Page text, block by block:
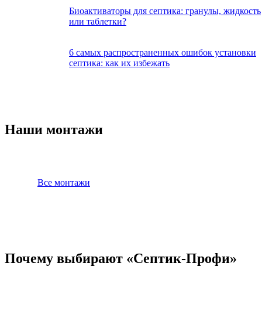
Биоактиваторы для септика: гранулы, жидкость
или таблетки?
6 самых распространенных ошибок установки
септика: как их избежать
Наши монтажи
Все монтажи
Почему выбирают «Септик-Профи»